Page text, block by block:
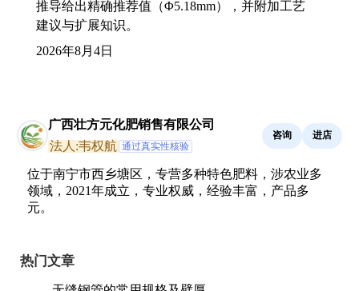
推导给出精确推荐值（Φ5.18mm），并附加工艺
建议与扩展知识。
2026年8月4日
广西壮方元化肥销售有限公司
法人:韦权航 通过真实性核验
咨询 进店
位于南宁市西乡塘区，专营多种特色肥料，涉农业多
领域，2021年成立，专业权威，经验丰富，产品多
元。
热门文章